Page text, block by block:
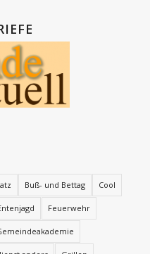
Buß- und Bettag Cool
Feuerwehr